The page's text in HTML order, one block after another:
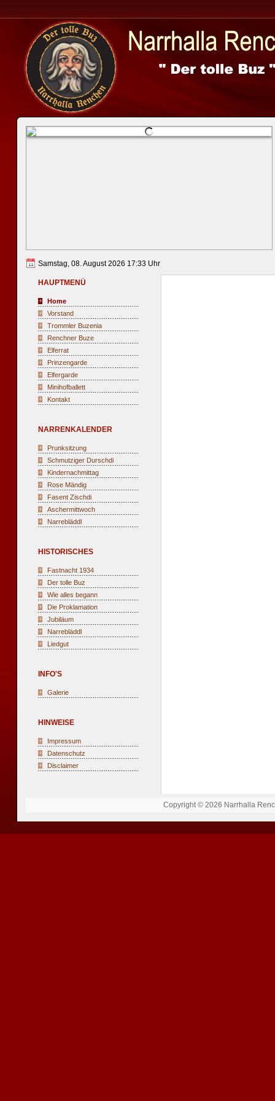
Samstag, 08. August 2026 17:33 Uhr
HAUPTMENÜ
Home
Vorstand
Trommler Buzenia
Renchner Buze
Elferrat
Prinzengarde
Elfergarde
Minihofballett
Kontakt
NARRENKALENDER
Prunksitzung
Schmutziger Durschdi
Kindernachmittag
Rose Mändig
Fasent Zischdi
Aschermittwoch
Narrebläddl
HISTORISCHES
Fastnacht 1934
Der tolle Buz
Wie alles begann
Die Proklamation
Jubiläum
Narrebläddl
Liedgut
INFO'S
Galerie
HINWEISE
Impressum
Datenschutz
Disclaimer
Copyright © 2026 Narrhalla